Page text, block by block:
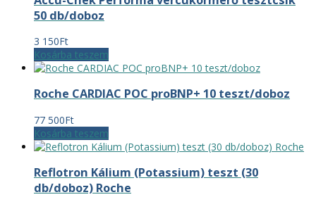
50 db/doboz
3 150Ft
Kosárba teszem
Roche CARDIAC POC proBNP+ 10 teszt/doboz
77 500Ft
Kosárba teszem
Reflotron Kálium (Potassium) teszt (30
db/doboz) Roche